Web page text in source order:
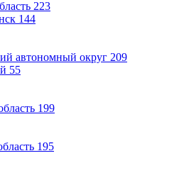
223
144
автономный округ 209
55
199
195